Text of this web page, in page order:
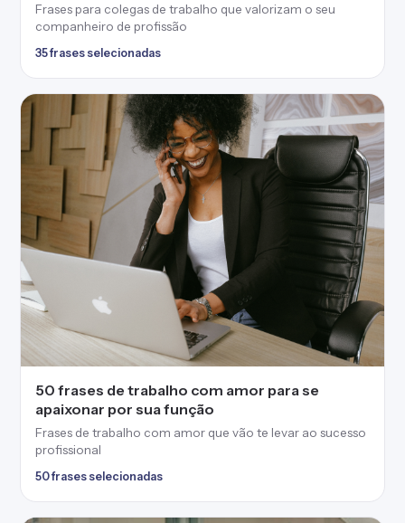
Frases para colegas de trabalho que valorizam o seu
companheiro de profissão
35 frases selecionadas
50 frases de trabalho com amor para se
apaixonar por sua função
Frases de trabalho com amor que vão te levar ao sucesso
profissional
50 frases selecionadas